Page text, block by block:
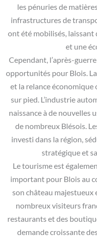
les pénuries de
infrastructures de
ont été mobilisés, laissant
et une
Cependant, l’après-
opportunités pour Blois.
et la relance économique
sur pied. L’industrie
naissance à de nouvelles
de nombreux Blésois.
investi dans la région,
stratégique et
Le tourisme est
important pour Blois au
son château majestueux
nombreux visiteurs
restaurants et des
demande croissante